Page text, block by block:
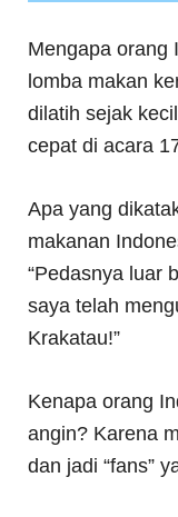
Mengapa orang
lomba makan
dilatih sejak
cepat di acara
Apa yang
makanan
“Pedasnya luar
saya telah
Krakatau!”
Kenapa orang
angin? Karena
dan jadi “fans”